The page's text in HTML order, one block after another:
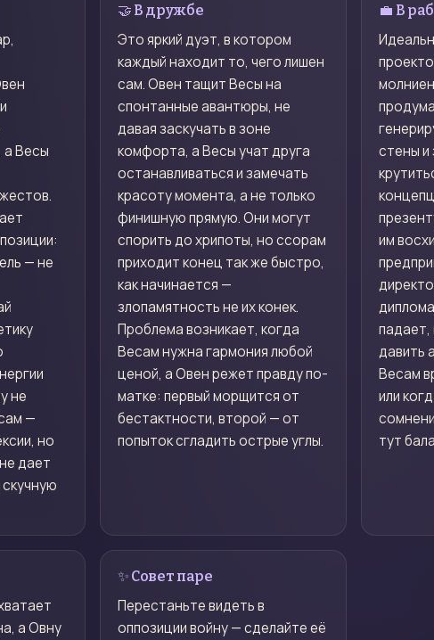
а Весы
— не
не
—
но
дает
🤝 В дружбе
Это яркий дуэт, в котором
каждый находит то, чего лишен
сам. Овен тащит Весы на
спонтанные авантюры, не
давая заскучать в зоне
комфорта, а Весы учат друга
останавливаться и замечать
красоту момента, а не только
финишную прямую. Они могут
спорить до хрипоты, но ссорам
приходит конец так же быстро,
как начинается —
злопамятность не их конек.
Проблема возникает, когда
Весам нужна гармония любой
ценой, а Овен режет правду по-
матке: первый морщится от
бестактности, второй — от
попыток сгладить острые углы.
💼 В
стены и
им
падает,
давить
Весам
или
тут
а Овну
✨ Совет паре
Перестаньте видеть в
оппозиции войну — сделайте её